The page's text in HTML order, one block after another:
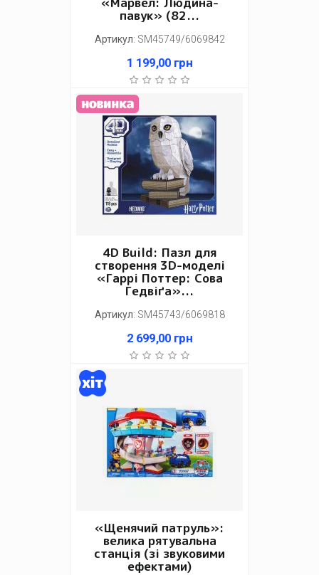
павук» (82...
Артикул: SM45749/6069842
1 199,00 грн
4D Build: Пазл для
створення 3D-моделі
«Гаррі Поттер: Сова
Гедвіґа»...
Артикул: SM45743/6069818
2 699,00 грн
«Щенячий патруль»:
велика рятувальна
станція (зі звуковими
ефектами)